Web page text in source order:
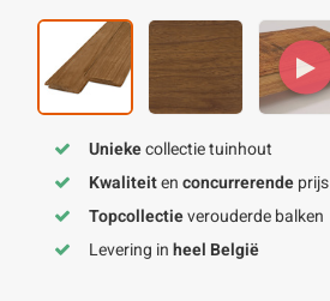
Uniekecollectie tuinhout
Kwaliteitenconcurrerendeprijs
Topcollectieverouderde balken
Levering inheel België